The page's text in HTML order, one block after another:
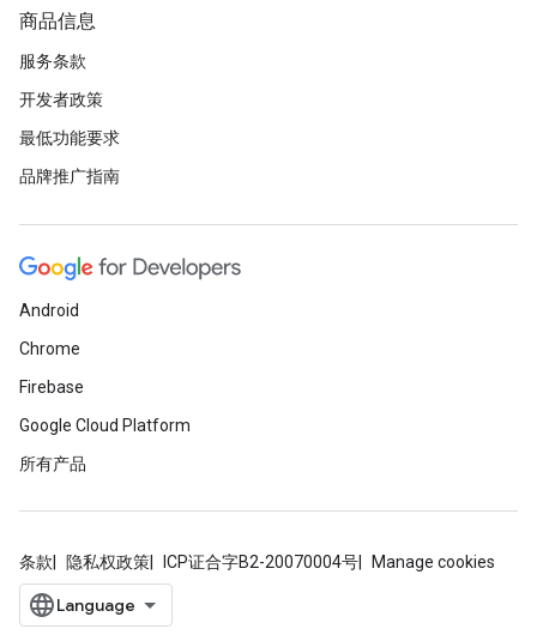
商品信息
服务条款
开发者政策
最低功能要求
品牌推广指南
Android
Chrome
Firebase
Google Cloud Platform
所有产品
条款 隐私权政策 ICP证合字B2-20070004号 Manage cookies